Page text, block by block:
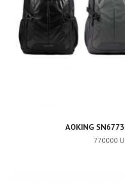
ADD TO
AOKING
770000